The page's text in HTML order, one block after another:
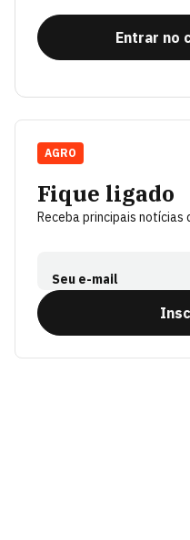
Entrar no
Fique ligado
Receba principais
Seu e-mail
AGRO